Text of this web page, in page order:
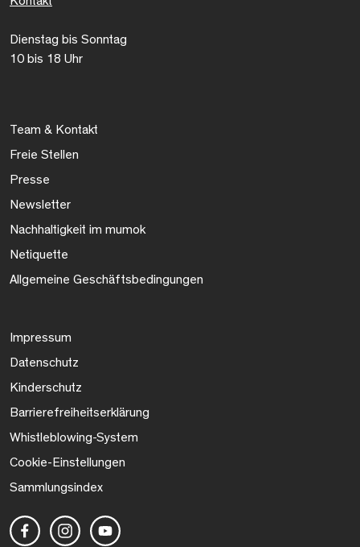
Dienstag bis Sonntag
10 bis 18 Uhr
Team & Kontakt
Freie Stellen
Presse
Newsletter
Nachhaltigkeit im mumok
Netiquette
Allgemeine Geschäftsbedingungen
Impressum
Datenschutz
Kinderschutz
Barrierefreiheitserklärung
Whistleblowing-System
Cookie-Einstellungen
Sammlungsindex